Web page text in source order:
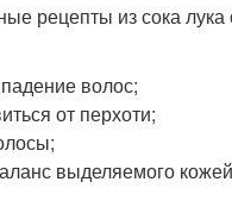
рецепты из сока лука
волос;
от перхоти;
выделяемого